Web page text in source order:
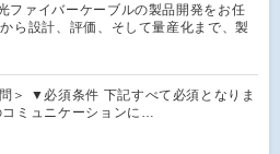
ファイバーケーブルの製品開発をお任
ら設計、評価、そして量産化まで、製
＞ ▼必須条件 下記すべて必須となりま
コミュニケーションに…